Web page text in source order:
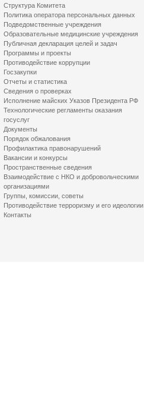
Структура Комитета
Политика оператора персональных данных
Подведомственные учреждения
Образовательные медицинские учреждения
Публичная декларация целей и задач
Программы и проекты
Противодействие коррупции
Госзакупки
Отчеты и статистика
Сведения о проверках
Исполнение майских Указов Президента РФ
Технологические регламенты оказания
госуслуг
Документы
Порядок обжалования
Профилактика правонарушений
Вакансии и конкурсы
Пространственные сведения
Взаимодействие с НКО и добровольческими
организациями
Группы, комиссии, советы
Противодействие терроризму и его идеологии
Контакты